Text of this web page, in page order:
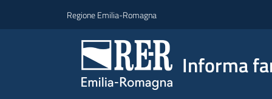
Regione Emilia-Romagna
Informa